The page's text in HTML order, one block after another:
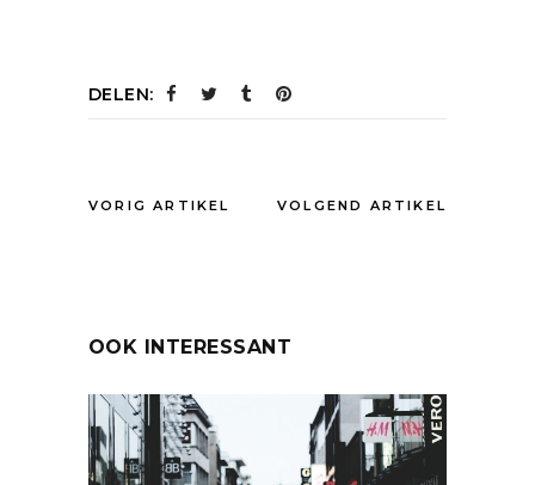
DELEN:
VORIG ARTIKEL VOLGEND ARTIKEL
OOK INTERESSANT